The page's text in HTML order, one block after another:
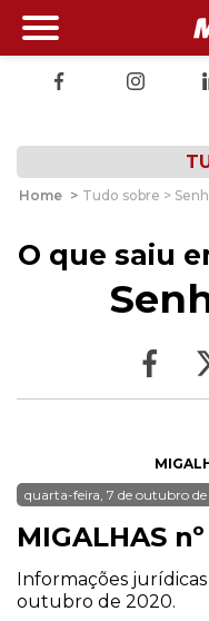
Home > Tudo sobre >
O que saiu
quarta-feira, 7 de outubro
MIGALHAS
Informações
outubro de 2020.